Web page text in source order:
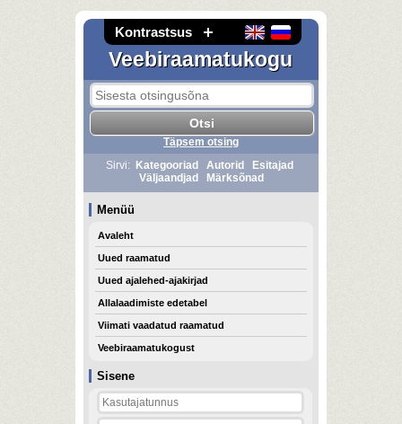
Kontrastsus
Veebiraamatukogu
Sisene
Täpsem otsing
Sirvi:
Kategooriad Autorid
Esitajad
Väljaandjad
Märksõnad
Menüü
Avaleht
Uued raamatud
Uued ajalehed-ajakirjad
Allalaadimiste edetabel
Viimati vaadatud raamatud
Veebiraamatukogust